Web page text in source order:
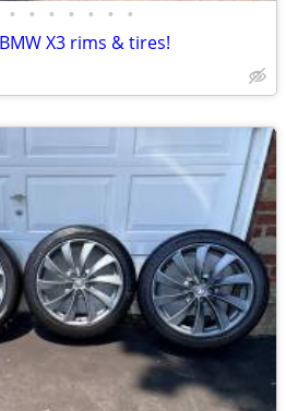
• • • • • • •
X3 rims & tires!